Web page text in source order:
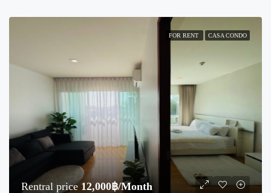
FOR RENT CASA CONDO
Rentral price 12,000฿/Month